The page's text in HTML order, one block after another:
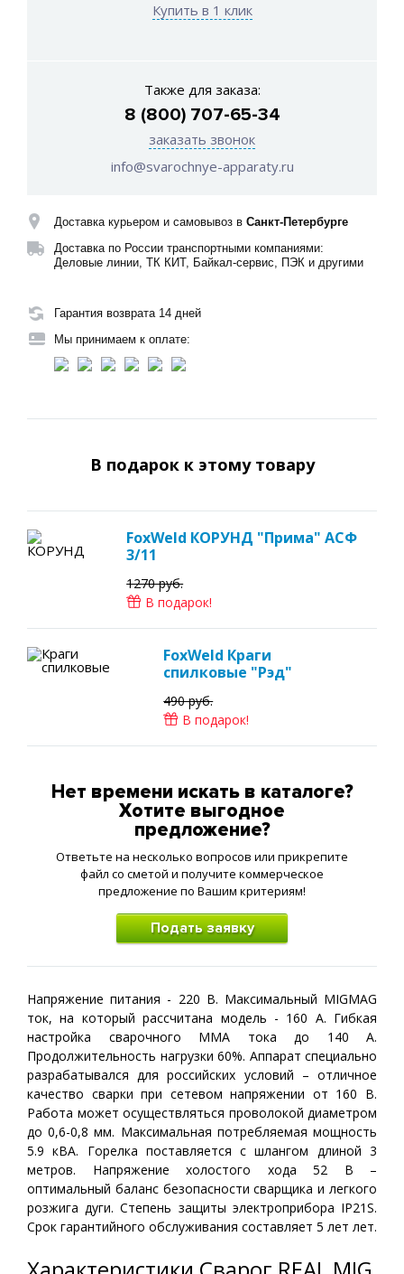
Купить в 1 клик
Также для заказа:
8 (800) 707-65-34
заказать звонок
info@svarochnye-apparaty.ru
Доставка курьером и самовывоз в Санкт-Петербурге
Доставка по России транспортными компаниями:
Деловые линии, ТК КИТ, Байкал-сервис, ПЭК и другими
Гарантия возврата 14 дней
Мы принимаем к оплате:
В подарок к этому товару
FoxWeld КОРУНД "Прима" АСФ
3/11
1270 руб.
В подарок!
FoxWeld Краги
спилковые "Рэд"
490 руб.
В подарок!
Нет времени искать в каталоге?
Хотите выгодное
предложение?
Ответьте на несколько вопросов или прикрепите
файл со сметой и получите коммерческое
предложение по Вашим критериям!
Подать заявку
Напряжение питания - 220 В. Максимальный MIGMAG
ток, на который рассчитана модель - 160 А. Гибкая
настройка сварочного ММА тока до 140 А.
Продолжительность нагрузки 60%. Аппарат специально
разрабатывался для российских условий – отличное
качество сварки при сетевом напряжении от 160 В.
Работа может осуществляться проволокой диаметром
до 0,6-0,8 мм. Максимальная потребляемая мощность
5.9 кВА. Горелка поставляется с шлангом длиной 3
метров. Напряжение холостого хода 52 В –
оптимальный баланс безопасности сварщика и легкого
розжига дуги. Степень защиты электроприбора IP21S.
Срок гарантийного обслуживания составляет 5 лет лет.